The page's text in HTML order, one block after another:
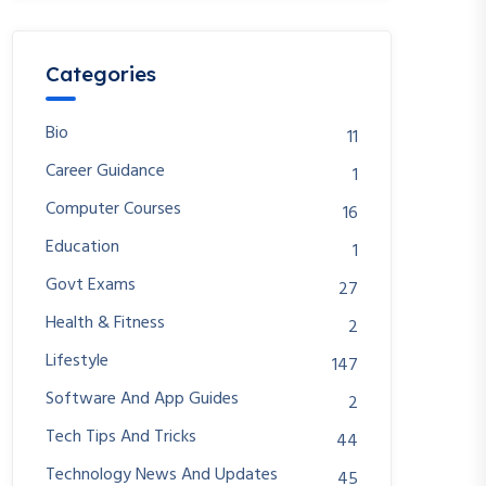
Categories
Bio
11
Career Guidance
1
Computer Courses
16
Education
1
Govt Exams
27
Health & Fitness
2
Lifestyle
147
Software And App Guides
2
Tech Tips And Tricks
44
Technology News And Updates
45